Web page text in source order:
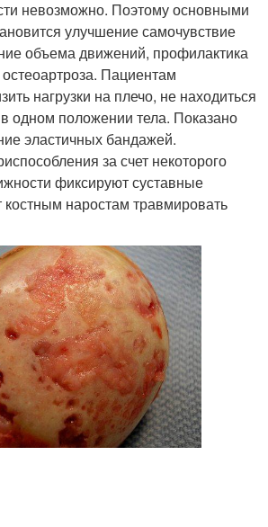
невозможно. Поэтому основными
улучшение самочувствие
объема движений, профилактика
Пациентам
нагрузки на плечо, не находиться
одном положении тела. Показано
эластичных бандажей.
за счет некоторого
фиксируют суставные
костным наростам травмировать